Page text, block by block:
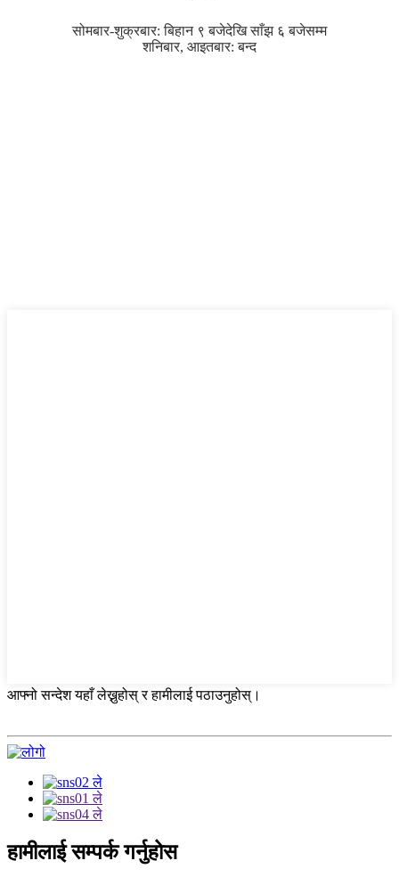
सोमबार-शुक्रबार: बिहान ९ बजेदेखि साँझ ६ बजेसम्म
शनिबार, आइतबार: बन्द
आफ्नो सन्देश यहाँ लेख्नुहोस् र हामीलाई पठाउनुहोस्।
हामीलाई सम्पर्क गर्नुहोस